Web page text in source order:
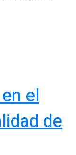
el
de